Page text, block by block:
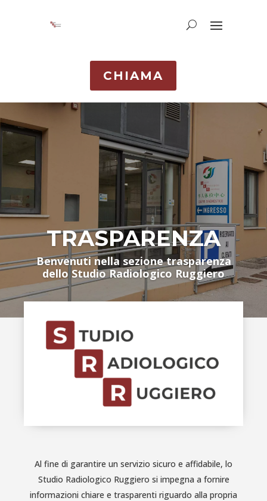
CHIAMA
TRASPARENZA
Benvenuti nella sezione trasparenza
dello Studio Radiologico Ruggiero
Al fine di garantire un servizio sicuro e affidabile, lo
Studio Radiologico Ruggiero si impegna a fornire
informazioni chiare e trasparenti riguardo alla propria